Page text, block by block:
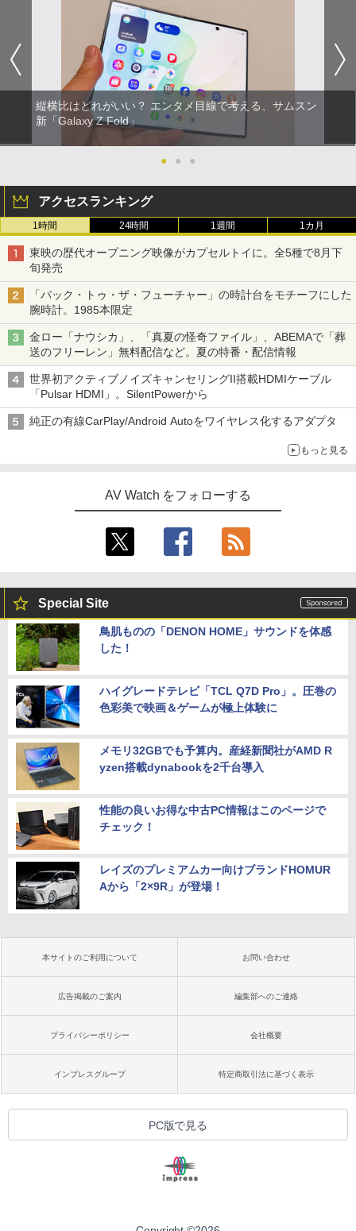
縦横比はどれがいい？ エンタメ目線で考える、サムスン
新「Galaxy Z Fold」
● ● ●
アクセスランキング
1時間 24時間 1週間 1カ月
東映の歴代オープニング映像がカプセルトイに。全5種で8月下
旬発売
「バック・トゥ・ザ・フューチャー」の時計台をモチーフにした
腕時計。1985本限定
金ロー「ナウシカ」、「真夏の怪奇ファイル」、ABEMAで「葬
送のフリーレン」無料配信など。夏の特番・配信情報
世界初アクティブノイズキャンセリングII搭載HDMIケーブル
「Pulsar HDMI」。SilentPowerから
純正の有線CarPlay/Android Autoをワイヤレス化するアダプタ
もっと見る
AV Watch をフォローする
Special Site
鳥肌ものの「DENON HOME」サウンドを体感
した！
ハイグレードテレビ「TCL Q7D Pro」。圧巻の
色彩美で映画＆ゲームが極上体験に
メモリ32GBでも予算内。産経新聞社がAMD R
yzen搭載dynabookを2千台導入
性能の良いお得な中古PC情報はこのページで
チェック！
レイズのプレミアムカー向けブランドHOMUR
Aから「2×9R」が登場！
本サイトのご利用について お問い合わせ
広告掲載のご案内 編集部へのご連絡
プライバシーポリシー 会社概要
インプレスグループ 特定商取引法に基づく表示
PC版で見る